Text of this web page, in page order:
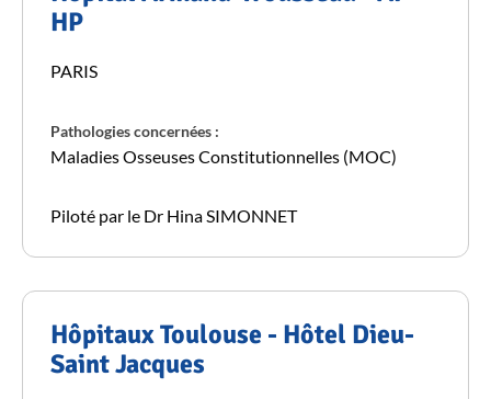
HP
PARIS
Pathologies concernées :
Maladies Osseuses Constitutionnelles (MOC)
Piloté par le Dr Hina SIMONNET
Hôpitaux Toulouse - Hôtel Dieu-
Saint Jacques